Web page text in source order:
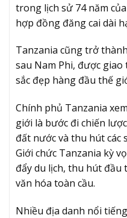
trong lịch sử 74 năm
hợp đồng đăng cai dài
Tanzania cũng trở
sau Nam Phi, được
sắc đẹp hàng đầu thế
Chính phủ Tanzania
giới là bước đi chiến
đất nước và thu hút các
Giới chức Tanzania kỳ
đẩy du lịch, thu hút
văn hóa toàn cầu.
Nhiều địa danh nổi